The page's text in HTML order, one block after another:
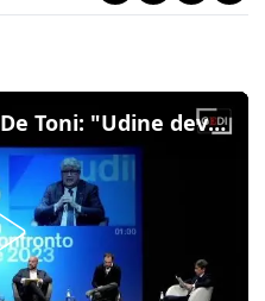
Comunali, l'appello di De Toni: "Udine deve riprendersi il suo ruolo centrale in regione"